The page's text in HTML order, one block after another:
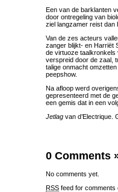
Een van de barklanten
door ontregeling van
ziel langzamer reist dan
Van de zes acteurs
zanger blijkt- en Harriët
de virtuoze taalkronkels
verspreid door de zaal,
talige onmacht
peepshow.
Na afloop werd
gepresenteerd met de
een gemis dat in een
Jetlag van d’Electrique.
0 Comments
No comments yet.
RSS feed for comments